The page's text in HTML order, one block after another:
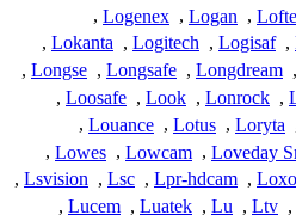
,
Logan
,
Logenex
,
,
Logisaf
,
Logitech
,
Lokanta
,
,
Longdream
,
Longsafe
,
Longse
,
,
Lonrock
,
Look
,
Loosafe
,
Loryta
,
Lotus
,
Louance
,
Loveday
,
Lowcam
,
Lowes
,
,
Lpr-hdcam
,
Lsc
,
Lsvision
,
,
Ltv
,
Lu
,
Luatek
,
Lucem
,